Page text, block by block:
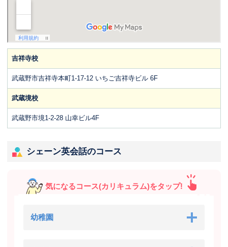
吉祥寺校
武蔵野市吉祥寺本町1-17-12 いちご吉祥寺ビル 6F
武蔵境校
武蔵野市境1-2-28 山幸ビル4F
シェーン英会話のコース
気になるコース(カリキュラム)をタップ!
幼稚園